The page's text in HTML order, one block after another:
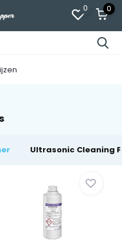
0 0
tevreden klanten
Ultrasonic Cleaning